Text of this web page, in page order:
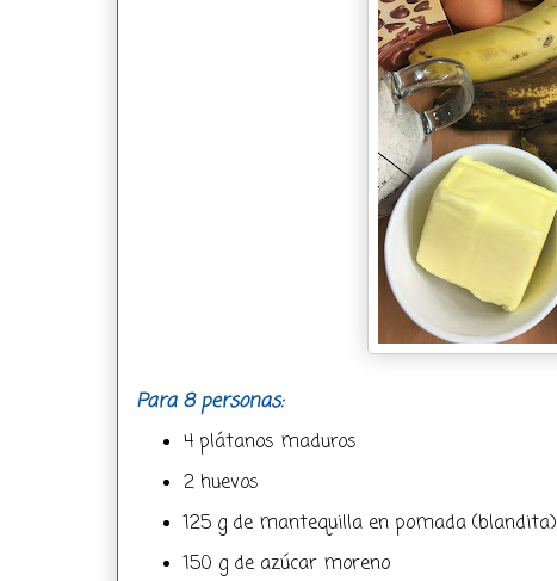
Para 8 personas:
4 plátanos maduros
2 huevos
125 g de mantequilla en pomada (blandita)
150 g de azúcar moreno